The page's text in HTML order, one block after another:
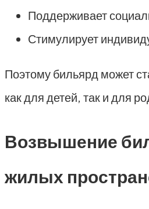
Поддерживает
Стимулирует
Поэтому бильярд может
как для детей, так и для
Возвышение
жилых